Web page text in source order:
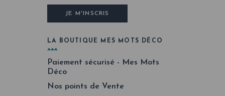
JE M'INSCRIS
LA BOUTIQUE MES MOTS DÉCO
Paiement sécurisé - Mes Mots
Déco
Nos points de Vente